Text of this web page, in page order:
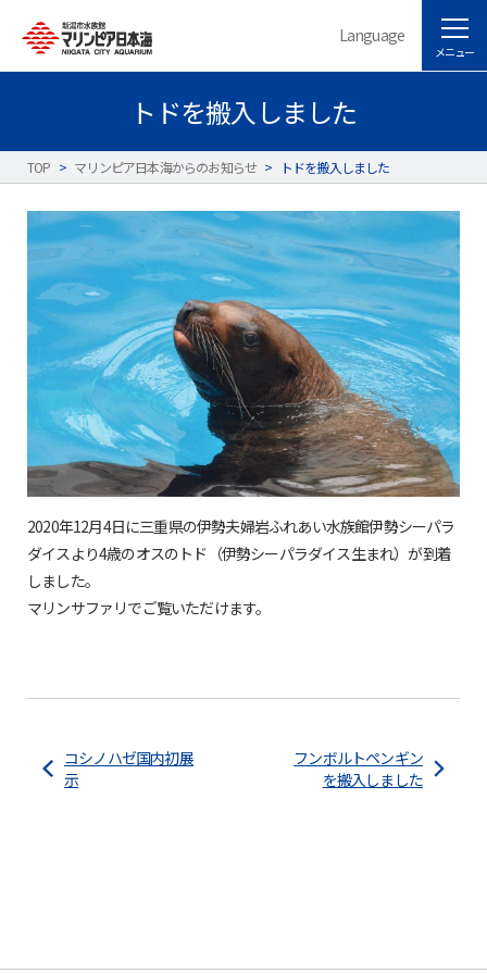
Language
メニュー
トドを搬入しました
TOP > マリンピア日本海からのお知らせ > トドを搬入しました
2020年12月4日に三重県の伊勢夫婦岩ふれあい水族館伊勢シーパラ
ダイスより4歳のオスのトド（伊勢シーパラダイス生まれ）が到着
しました。
マリンサファリでご覧いただけます。
コシノハゼ国内初展
示
フンボルトペンギン
を搬入しました